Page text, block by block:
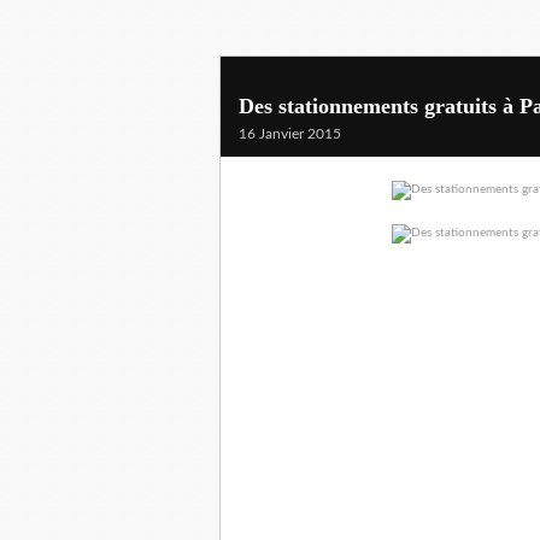
Des stationnements gratuits à
16 Janvier 2015